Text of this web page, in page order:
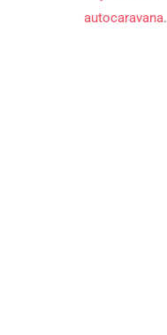
autocaravana.